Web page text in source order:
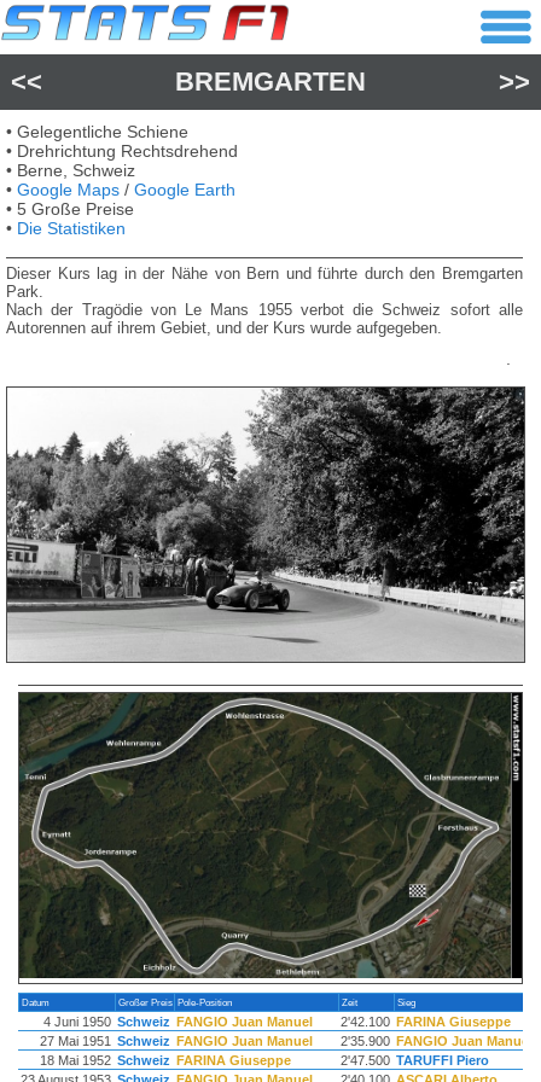
<< BREMGARTEN >>
• Gelegentliche Schiene
• Drehrichtung Rechtsdrehend
• Berne, Schweiz
• Google Maps / Google Earth
• 5 Große Preise
• Die Statistiken
Dieser Kurs lag in der Nähe von Bern und führte durch den Bremgarten
Park.
Nach der Tragödie von Le Mans 1955 verbot die Schweiz sofort alle
Autorennen auf ihrem Gebiet, und der Kurs wurde aufgegeben.
Datum Großer Preis Pole-Position Zeit Sieg
4 Juni 1950 Schweiz FANGIO Juan Manuel 2'42.100 FARINA Giuseppe
27 Mai 1951 Schweiz FANGIO Juan Manuel 2'35.900 FANGIO Juan Manuel
18 Mai 1952 Schweiz FARINA Giuseppe 2'47.500 TARUFFI Piero